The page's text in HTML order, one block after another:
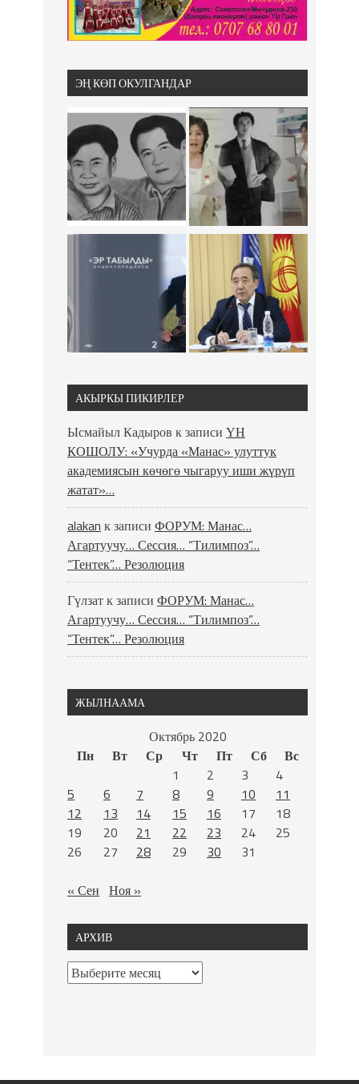
ЭҢ КӨП ОКУЛГАНДАР
АКЫРКЫ ПИКИРЛЕР
Ысмайыл Кадыров к записи ҮН
КОШОЛУ: «Учурда «Манас» улуттук
академиясын көчөгө чыгаруу иши жүрүп
жатат»…
alakan к записи ФОРУМ: Манас…
Агартуучу… Сессия… “Тилимпоз”…
“Тентек”… Резолюция
Гүлзатк записи ФОРУМ: Манас…
Агартуучу… Сессия… “Тилимпоз”…
“Тентек”… Резолюция
ЖЫЛНААМА
Октябрь 2020
Пн
Вт Ср Чт Пт Сб
Вс
1
2 3
4
5
6 7 8 9 10
11
12
13 14 15 16 17
18
19
20 21 22 23 24
25
26
27 28 29 30
31
« Сен Ноя »
АРХИВ